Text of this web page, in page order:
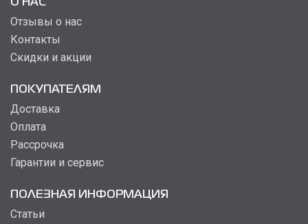
О НАС
Отзывы о нас
Контакты
Скидки и акции
ПОКУПАТЕЛЯМ
Доставка
Оплата
Рассрочка
Гарантии и сервис
ПОЛЕЗНАЯ ИНФОРМАЦИЯ
Статьи